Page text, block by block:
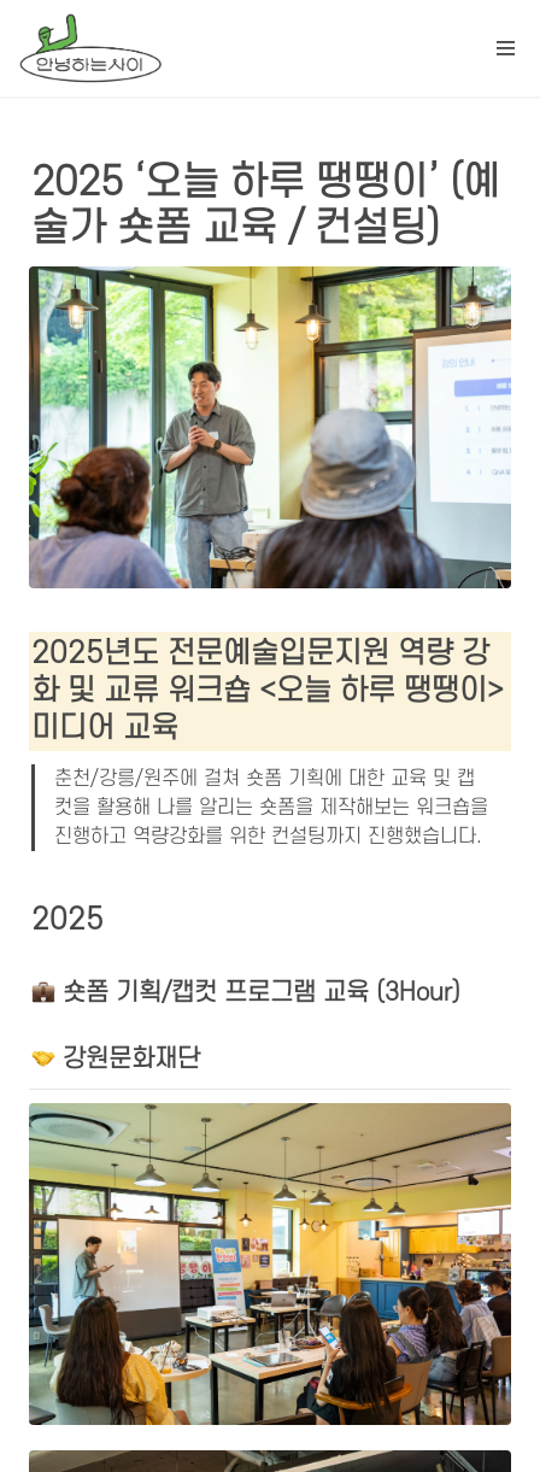
2025 ‘오늘 하루 땡땡이’ (예
술가 숏폼 교육 / 컨설팅)
2025년도 전문예술입문지원 역량 강
화 및 교류 워크숍 <오늘 하루 땡땡이>
미디어 교육
춘천/강릉/원주에 걸쳐 숏폼 기획에 대한 교육 및 캡
컷을 활용해 나를 알리는 숏폼을 제작해보는 워크숍을
진행하고 역량강화를 위한 컨설팅까지 진행했습니다.
2025
숏폼 기획/캡컷 프로그램 교육 (3Hour)
강원문화재단